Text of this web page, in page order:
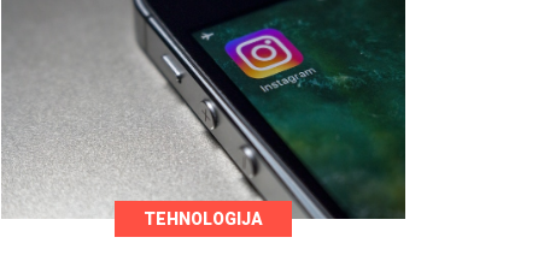
TEHNOLOGIJA